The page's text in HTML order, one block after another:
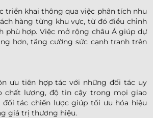
triển khai thông qua việc phân tích nhu
hàng từng khu vực, từ đó điều chỉnh
phù hợp. Việc mở rộng châu Á giúp dự
hơn, tăng cường sức cạnh tranh trên
ưu tiên hợp tác với những đối tác uy
chất lượng, độ tin cậy trong mọi giao
đối tác chiến lược giúp tối ưu hóa hiệu
giá trị thương hiệu.